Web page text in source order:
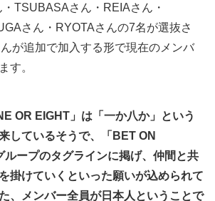
TSUBASAさん・REIAさん・
さん・RYOTAさんの7名が選抜さ
が追加で加入する形で現在のメンバ
す。
OR EIGHT」は「一か八か」という
しているそうで、「BET ON
ープのタグラインに掲げ、仲間と共
掛けていくといった願いが込められて
、メンバー全員が日本人ということで